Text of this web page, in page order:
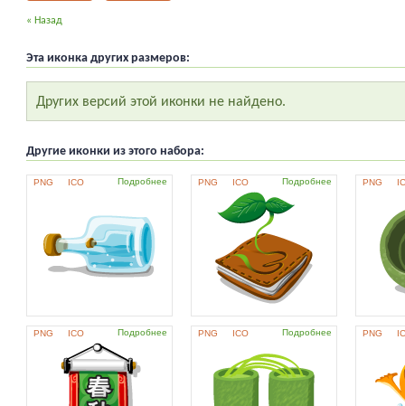
« Назад
Эта иконка других размеров:
Других версий этой иконки не найдено.
Другие иконки из этого набора:
PNG ICO Подробнее PNG ICO Подробнее PNG
PNG ICO Подробнее PNG ICO Подробнее PNG